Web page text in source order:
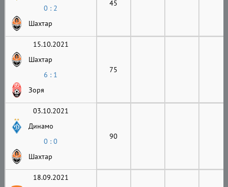
0 : 2
Шахтар
45
15.10.2021
Шахтар
6 : 1
Зоря
75
03.10.2021
Динамо
0 : 0
Шахтар
90
18.09.2021